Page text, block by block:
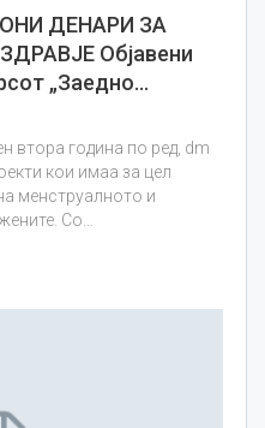
ДЕНАРИ ЗА
Објавени
„Заедно…
втора година по ред, dm
кои имаа за цел
менструалното и
Со…